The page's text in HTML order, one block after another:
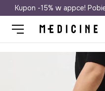
Darmowa
Kupon -15% w appce!